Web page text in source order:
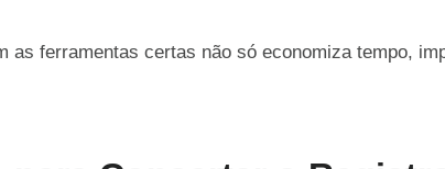
as ferramentas certas não só economiza tempo,